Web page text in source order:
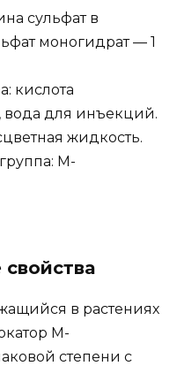
сульфат в
моногидрат — 1
кислота
вода для инъекций.
жидкость.
М-
в растениях
М-
степени с